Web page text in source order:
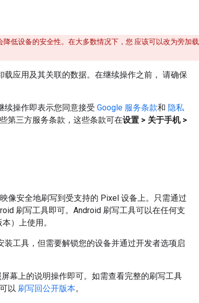
低设备的安全性。在大多数情况下，您 应该可以改为旁加载
应用及其关联的数据。在继续操作之前， 请确保
续操作即表示您同意接受 Google 服务条款和 隐私
第三方服务条款，这些条款可在设置 > 关于手机 >
像安全地刷写到受支持的 Pixel 设备上。只需通过
刷写工具即可。Android 刷写工具可以在任何支
）上使用。
工具，但需要解锁您的设备并通过开发者选项启
幕上的说明操作即可。如需查看完整的刷写工具
以 刷写回公开版本。